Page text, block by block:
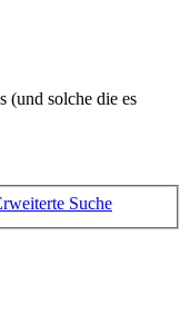
(und solche die es
Suche